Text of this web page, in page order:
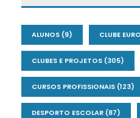
ALUNOS (9) CLUBE
CLUBES E PROJETOS (305)
CURSOS PROFISSIONAIS (123)
DESPORTO ESCOLAR (87)